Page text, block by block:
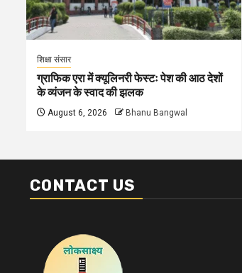
शिक्षा संसार
ग्राफिक एरा में क्यूलिनरी फेस्टः पेश की आठ देशों
के व्यंजन के स्वाद की झलक
August 6, 2026 Bhanu Bangwal
CONTACT US